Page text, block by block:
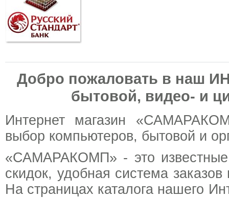
Добро пожаловать в наш
бытовой, видео- и
Интернет магазин
выбор компьютеров, бытовой и
«САМАРАКОМП» - это известные
скидок, удобная система
На страницах каталога нашего